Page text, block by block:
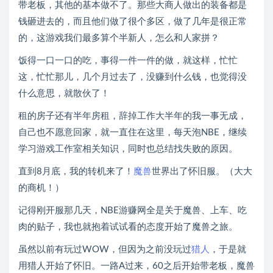
带老板，其他的基本做不了。那些大商人做出的装备都是
钱砸进去的，而且他们做了很个多区，做了几年是很正常
的，这游戏我们最多算个半新人，怎么和人家拼？
饭得一口一口的吃，事得一件一件的做，就这样，忙忙
这，忙忙那儿，几个月过去了，没赚到什么钱，也觉得没
什么意思，就散伙了！
租的房子还有半年房租，辞掉工作大半年的我一事无成，
自己也不愿意回家，就一直住在这里，每天泡NBE，继续
学习游戏工作室相关知识，同时也总结找失败的原因。
直到8月底，我的转机来了！ 魔兽世界出了怀旧服。（大大
的商机！）
记得刚开服那几天，NBE游赚网全是关于魔兽、上车、吃
肉的贴子，我也就抱着试试看的态度开始了魔兽之旅。
虽然以前有玩过WOW，但因为之前没玩过猎人 ，于是就
用猎人开始了怀旧。一路A过来，60之后开始带老板，魔兽